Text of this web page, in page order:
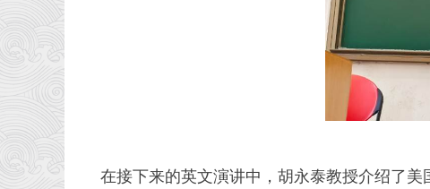
在接下来的英文演讲中，胡永泰教授介绍了